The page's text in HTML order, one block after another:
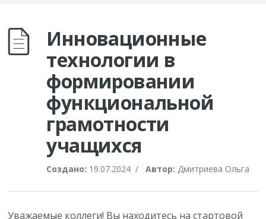
Инновационные
технологии в
формировании
функциональной
грамотности
учащихся
Создано: 19.07.2024 / Автор: Дмитриева Ольга
Уважаемые коллеги! Вы находитесь на стартовой